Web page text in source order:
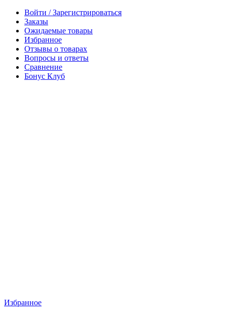
Войти / Зарегистрироваться
Заказы
Ожидаемые товары
Избранное
Отзывы о товарах
Вопросы и ответы
Сравнение
Бонус Клуб
Избранное